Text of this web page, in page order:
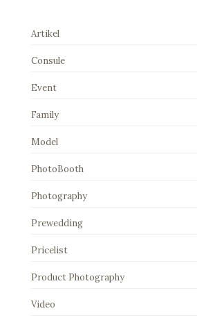
Artikel
Consule
Event
Family
Model
PhotoBooth
Photography
Prewedding
Pricelist
Product Photography
Video